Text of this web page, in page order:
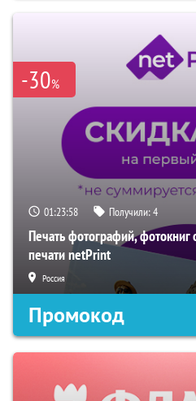
-30%
01:23:57 Получили:4
Печать фотографий, фотокниг
печати netPrint
Россия
Промокод